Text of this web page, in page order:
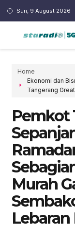
Sun, 9 August 2026
Home
Ekonomi dan
Tangerang
Pemkot
Murah
Lebaran